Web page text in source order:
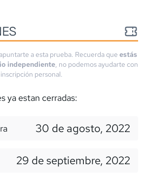
a esta prueba. Recuerda que estás
independiente, no podemos ayudarte con
personal.
ya estan cerradas:
30 de agosto, 2022
29 de septiembre, 2022